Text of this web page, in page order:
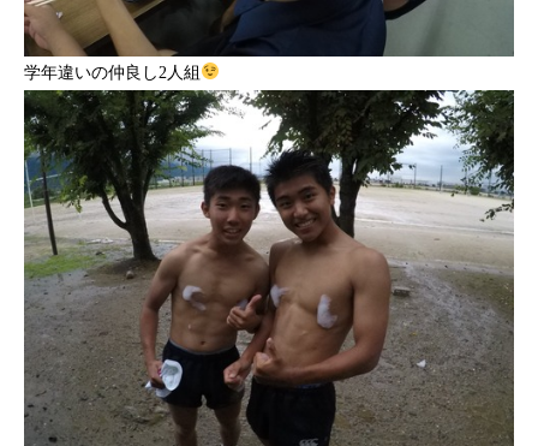
学年違いの仲良し2人組